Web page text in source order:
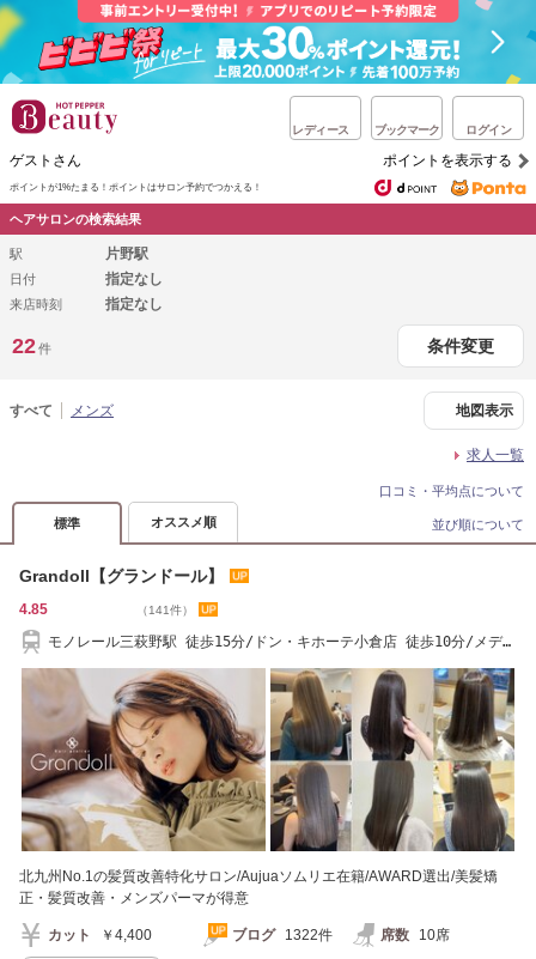
レディース ブックマーク ログイン
ゲストさん ポイントを表示する
ポイントが1%たまる！ ポイントはサロン予約でつかえる！
ヘアサロンの検索結果
駅 片野駅
日付 指定なし
来店時刻 指定なし
22件 条件変更
すべて メンズ 地図表示
求人一覧
口コミ・平均点について
標準 オススメ順 並び順について
Grandoll【グランドール】
4.85 （141件）
モノレール三萩野駅 徒歩15分/ドン・キホーテ小倉店 徒歩10分/メディ
北九州No.1の髪質改善特化サロン/Aujuaソムリエ在籍/AWARD選出/美髪矯
正・髪質改善・メンズパーマが得意
カット ￥4,400 ブログ 1322件 席数 10席